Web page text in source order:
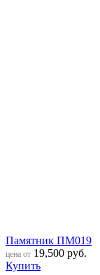
Памятник ПМ019
цена от 19,500 руб.
Купить